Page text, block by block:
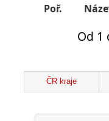
Poř.
Od 1
ČR kraje